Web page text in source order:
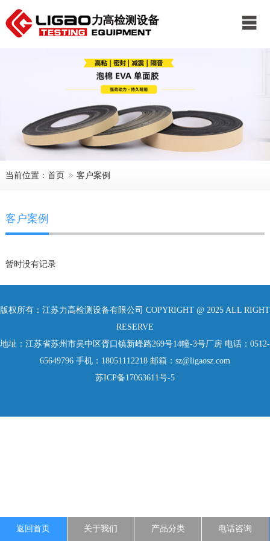
公司首页
服务中心
客户案例
当前位置： 首页 客户案例
客户案例
暂时没有记录
版权所有：江苏力高检测设备有限公司 COPYRIGHT @ 2025 ALL RIGHT
RESERVE
地址：江苏省苏州市吴中区胥口镇新峰路269号14幢-3号厂房 电话：0512-
65649796 手机：18051112218 邮箱：sz@ligaosz.com
苏ICP备17063611号-5
返回首页 关于我们 产品分类 电话咨询